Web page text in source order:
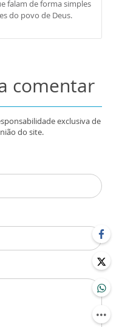
falam de forma simples
do povo de Deus.
comentar
exclusiva de
do site.